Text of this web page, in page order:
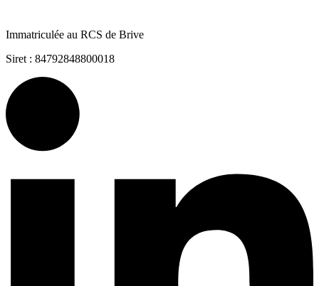
Immatriculée au RCS de Brive
Siret : 84792848800018